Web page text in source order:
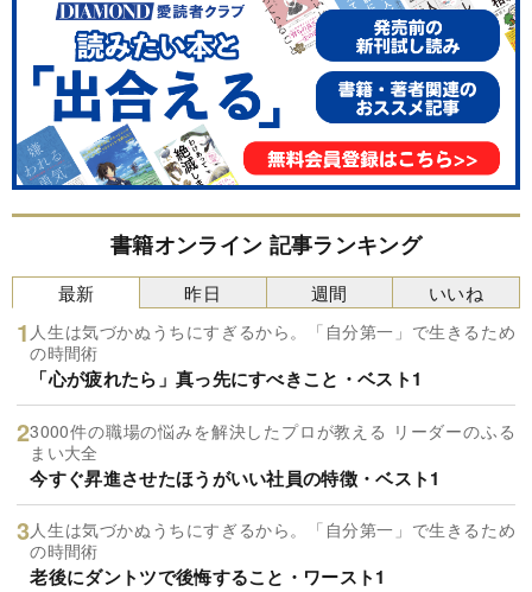
書籍オンライン 記事ランキング
最新
人生は気づかぬうちにすぎるから。「自分第一」で生きるため
の時間術
「心が疲れたら」真っ先にすべきこと・ベスト1
3000件の職場の悩みを解決したプロが教える リーダーのふる
まい大全
今すぐ昇進させたほうがいい社員の特徴・ベスト1
人生は気づかぬうちにすぎるから。「自分第一」で生きるため
の時間術
老後にダントツで後悔すること・ワースト1
昨日 週間 いいね